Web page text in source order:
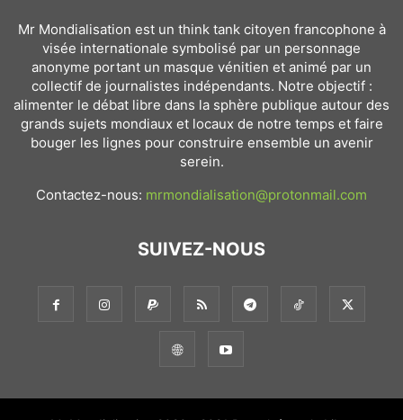
Mr Mondialisation est un think tank citoyen francophone à
visée internationale symbolisé par un personnage
anonyme portant un masque vénitien et animé par un
collectif de journalistes indépendants. Notre objectif :
alimenter le débat libre dans la sphère publique autour des
grands sujets mondiaux et locaux de notre temps et faire
bouger les lignes pour construire ensemble un avenir
serein.
Contactez-nous: mrmondialisation@protonmail.com
SUIVEZ-NOUS